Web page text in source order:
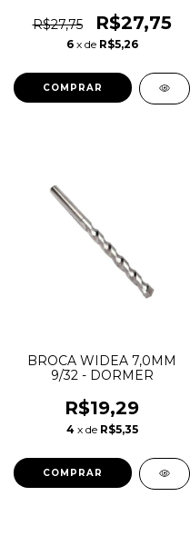
R$27,75
R$27,75
6 x de R$5,26
BROCA WIDEA 7,0MM
9/32 - DORMER
R$19,29
4 x de R$5,35